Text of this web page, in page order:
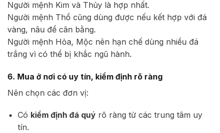
Người mệnh Kim và Thủy là hợp nhất.
Người mệnh Thổ cũng dùng được nếu kết hợp với đá
vàng, nâu để cân bằng.
Người mệnh Hỏa, Mộc nên hạn chế dùng nhiều đá
trắng vì có thể bị khắc ngũ hành.
6. Mua ở nơi có uy tín, kiểm định rõ ràng
Nên chọn các đơn vị:
Có kiểm định đá quýrõ ràng từ các trung tâm uy
tín.